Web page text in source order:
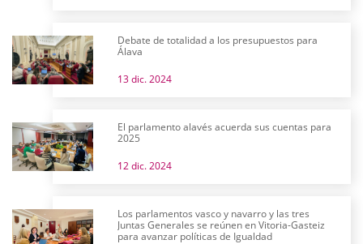
Debate de totalidad a los presupuestos para
Álava
13 dic. 2024
El parlamento alavés acuerda sus cuentas para
2025
12 dic. 2024
Los parlamentos vasco y navarro y las tres
Juntas Generales se reúnen en Vitoria-Gasteiz
para avanzar políticas de Igualdad